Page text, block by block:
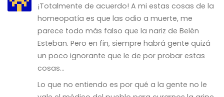
¡Totalmente de acuerdo! A mi estas cosas de la
homeopatía es que las odio a muerte, me
parece todo más falso que la nariz de Belén
Esteban. Pero en fin, siempre habrá gente quizá
un poco ignorante que le de por probar estas
cosas…
Lo que no entiendo es por qué a la gente no le